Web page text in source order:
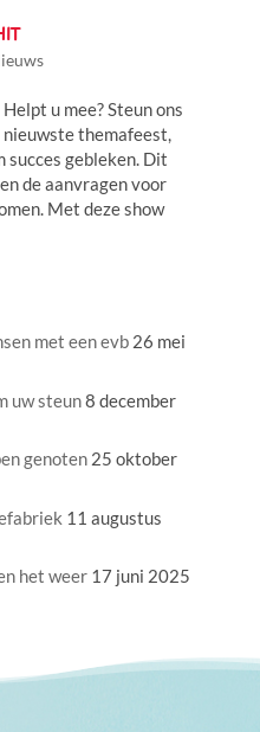
u mee? Steun ons
nieuwste themafeest,
succes gebleken. Dit
de aanvragen voor
Met deze show
met een evb 26 mei
uw steun8 december
genoten 25 oktober
11 augustus
het weer 17 juni 2025